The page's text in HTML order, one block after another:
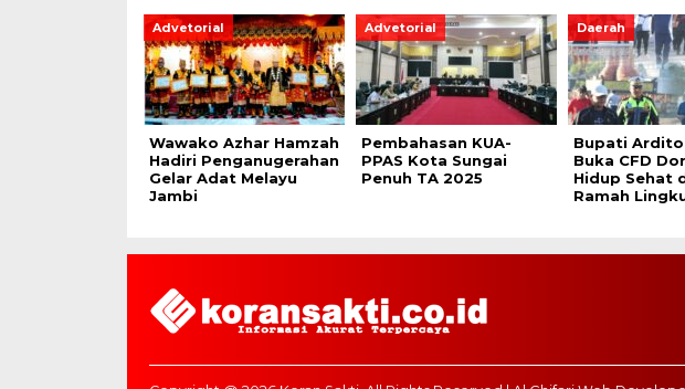
Advetorial
Wawako Azhar Hamzah
Hadiri Penganugerahan
Gelar Adat Melayu
Jambi
Advetorial
Pembahasan KUA-
PPAS Kota Sungai
Penuh TA 2025
Daerah
Bupati Ardito
Buka CFD
Hidup Sehat
Ramah